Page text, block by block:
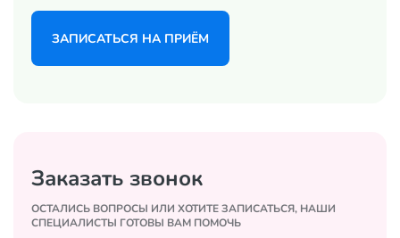
ЗАПИСАТЬСЯ НА ПРИЁМ
Заказать звонок
ОСТАЛИСЬ ВОПРОСЫ ИЛИ ХОТИТЕ ЗАПИСАТЬСЯ, НАШИ
СПЕЦИАЛИСТЫ ГОТОВЫ ВАМ ПОМОЧЬ